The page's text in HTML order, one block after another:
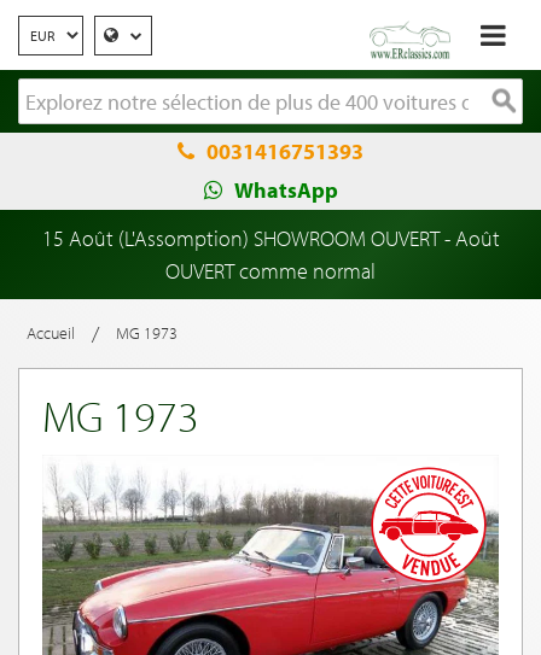
0031416751393
WhatsApp
15 Août (L'Assomption) SHOWROOM OUVERT - Août
OUVERT comme normal
Accueil / MG 1973
MG 1973